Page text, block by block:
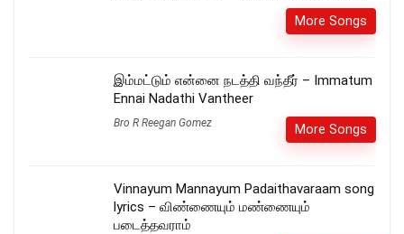
More Songs
இம்மட்டும் என்னை நடத்தி வந்தீர் – Immatum
Ennai Nadathi Vantheer
Bro R Reegan Gomez More Songs
Vinnayum Mannayum Padaithavaraam song
lyrics – விண்ணையும் மண்ணையும்
படைத்தவராம்